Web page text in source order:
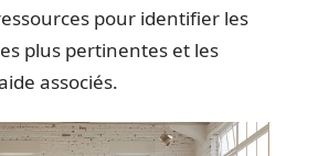
pour identifier les
plus pertinentes et les
associés.